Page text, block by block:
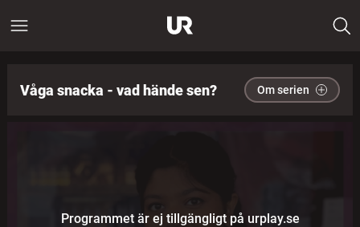
Våga snacka - vad hände sen? Om serien
Programmet är ej tillgängligt på urplay.se